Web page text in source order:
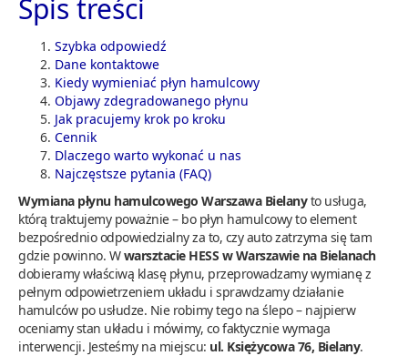
Spis treści
Szybka odpowiedź
Dane kontaktowe
Kiedy wymieniać płyn hamulcowy
Objawy zdegradowanego płynu
Jak pracujemy krok po kroku
Cennik
Dlaczego warto wykonać u nas
Najczęstsze pytania (FAQ)
Wymiana płynu hamulcowego Warszawa Bielanyto usługa,
którą traktujemy poważnie – bo płyn hamulcowy to element
bezpośrednio odpowiedzialny za to, czy auto zatrzyma się tam
gdzie powinno. Wwarsztacie HESS w Warszawie na Bielanach
dobieramy właściwą klasę płynu, przeprowadzamy wymianę z
pełnym odpowietrzeniem układu i sprawdzamy działanie
hamulców po usłudze. Nie robimy tego na ślepo – najpierw
oceniamy stan układu i mówimy, co faktycznie wymaga
interwencji. Jesteśmy na miejscu: ul. Księżycowa 76, Bielany.